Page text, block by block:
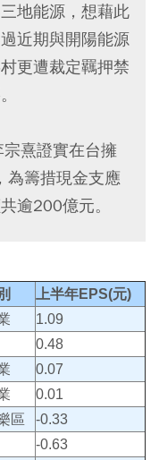
地能源，想藉此
近期與開陽能源
更遭裁定羈押禁
熹證實在台擁
為籌措現金支應
逾200億元。
上半年EPS(元)
1.09
0.48
0.07
0.01
區
-0.33
-0.63